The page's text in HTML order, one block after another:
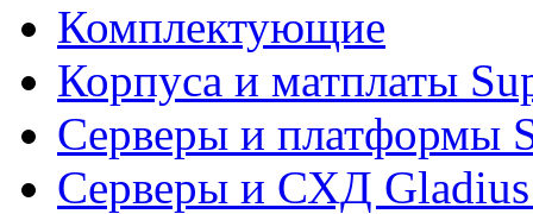
Комплектующие
Корпуса и матплаты
Серверы и платформы
Серверы и СХД Gladius